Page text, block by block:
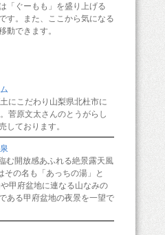
は「ぐーもも」を盛り上げる
す。また、ここから気になる
動できます。
にこだわり山梨県北杜市に
菅原文太さんのとうがらし
しております。
む開放感あふれる絶景露天風
その名も「あっちの湯」と
甲府盆地に連なる山なみの
ある甲府盆地の夜景を一望で